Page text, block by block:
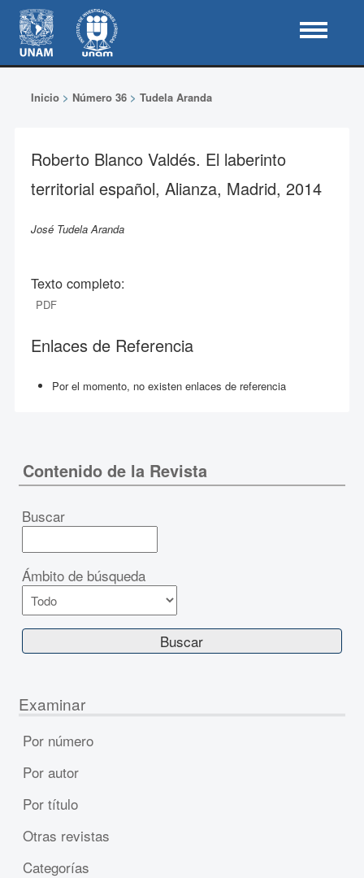
Inicio> Número 36> Tudela Aranda
Roberto Blanco Valdés. El laberinto
territorial español, Alianza, Madrid, 2014
José Tudela Aranda
Texto completo:
PDF
Enlaces de Referencia
Por el momento, no existen enlaces de referencia
Contenido de la Revista
Buscar
Ámbito de búsqueda
Examinar
Por número
Por autor
Por título
Otras revistas
Categorías